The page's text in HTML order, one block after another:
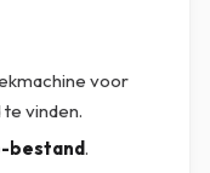
voor
vinden.
bestand.